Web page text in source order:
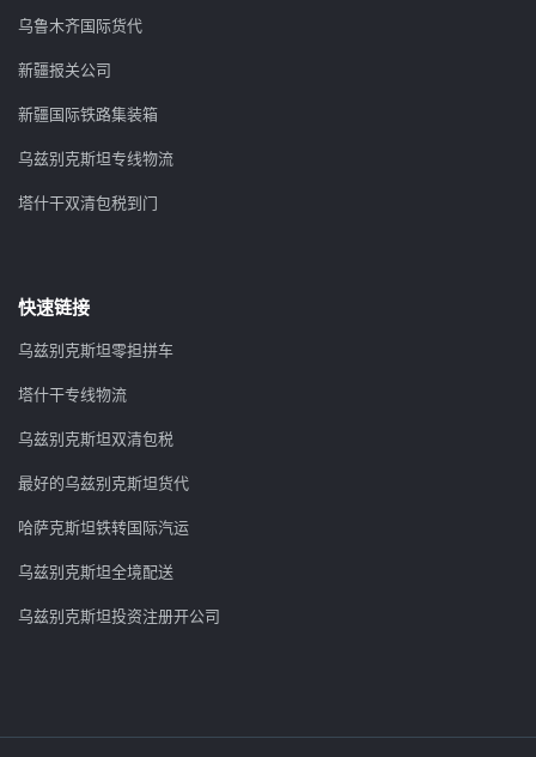
乌鲁木齐国际货代
新疆报关公司
新疆国际铁路集装箱
乌兹别克斯坦专线物流
塔什干双清包税到门
快速链接
乌兹别克斯坦零担拼车
塔什干专线物流
乌兹别克斯坦双清包税
最好的乌兹别克斯坦货代
哈萨克斯坦铁转国际汽运
乌兹别克斯坦全境配送
乌兹别克斯坦投资注册开公司